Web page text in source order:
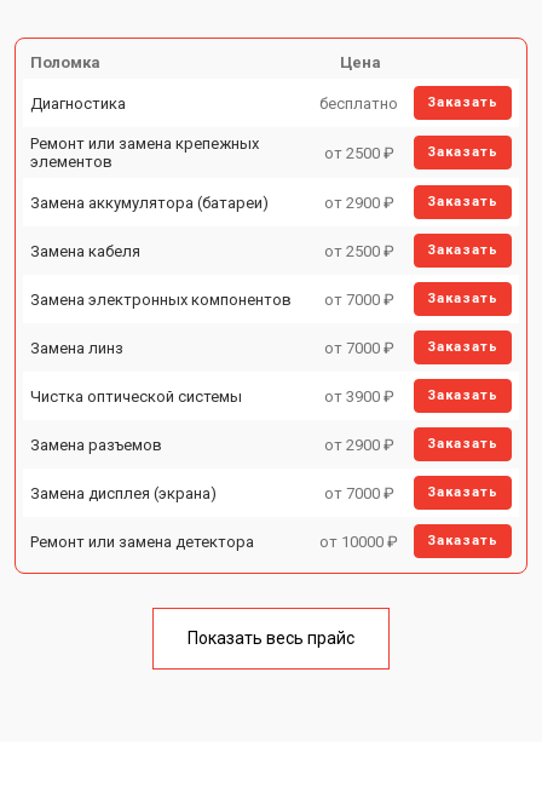
Поломка Цена
Диагностика бесплатно Заказать
Ремонт или замена крепежных
элементов
от 2500 ₽ Заказать
Замена аккумулятора (батареи) от 2900 ₽ Заказать
Замена кабеля от 2500 ₽ Заказать
Замена электронных компонентов от 7000 ₽ Заказать
Замена линз от 7000 ₽ Заказать
Чистка оптической системы от 3900 ₽ Заказать
Замена разъемов от 2900 ₽ Заказать
Замена дисплея (экрана) от 7000 ₽ Заказать
Ремонт или замена детектора от 10000 ₽ Заказать
Показать весь прайс